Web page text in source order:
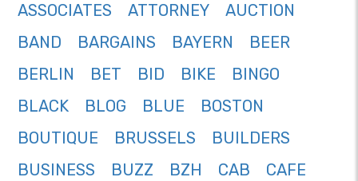
ASSOCIATES
ATTORNEY
AUCTION
BAND
BARGAINS BAYERN
BEER
BERLIN
BET BID BIKE
BINGO
BLACK
BLOG BLUE
BOSTON
BOUTIQUE
BRUSSELS
BUILDERS
BUSINESS
BUZZ BZH CAB
CAFE